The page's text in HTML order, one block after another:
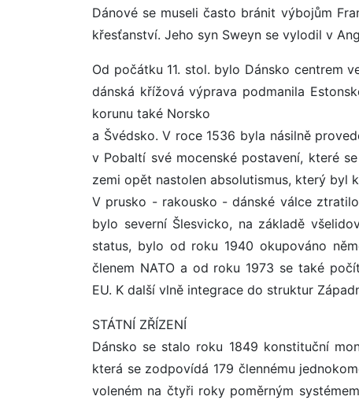
Dánové se museli často bránit výbojům
křesťanství. Jeho syn Sweyn se vylodil v
Od počátku 11. stol. bylo Dánsko centrem
dánská křížová výprava podmanila
korunu také Norsko
a Švédsko. V roce 1536 byla násilně
v Pobaltí své mocenské postavení, které
zemi opět nastolen absolutismus, který byl
V prusko - rakousko - dánské válce
bylo severní Šlesvicko, na základě
status, bylo od roku 1940 okupováno
členem NATO a od roku 1973 se také
EU. K další vlně integrace do struktur
STÁTNÍ ZŘÍZENÍ
Dánsko se stalo roku 1849 konstituční
která se zodpovídá 179 člennému
voleném na čtyři roky poměrným